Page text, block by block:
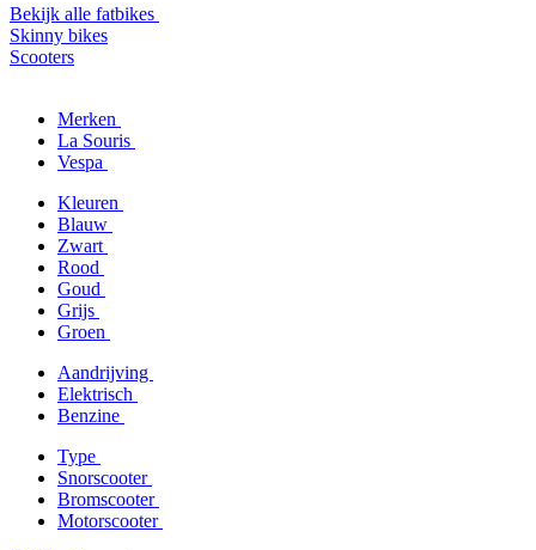
Bekijk alle fatbikes
Skinny bikes
Scooters
Merken
La Souris
Vespa
Kleuren
Blauw
Zwart
Rood
Goud
Grijs
Groen
Aandrijving
Elektrisch
Benzine
Type
Snorscooter
Bromscooter
Motorscooter